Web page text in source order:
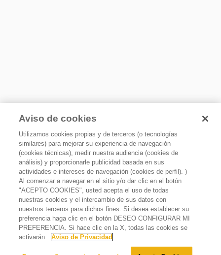
Combo Parrilla de Gas 30" + Campana de Pared 76 cm
Lo sentimos, este producto está temporalmente agotado.
Avísame cuando éste producto esté disponible:
Aviso de cookies
Utilizamos cookies propias y de terceros (o tecnologías
similares) para mejorar su experiencia de navegación
(cookies técnicas), medir nuestra audiencia (cookies de
análisis) y proporcionarle publicidad basada en sus
actividades e intereses de navegación (cookies de perfil). )
Al comenzar a navegar en el sitio y/o dar clic en el botón
"ACEPTO COOKIES", usted acepta el uso de todas
nuestras cookies y el intercambio de sus datos con
nuestros terceros para dichos fines. Si desea establecer su
preferencia haga clic en el botón DESEO CONFIGURAR MI
PREFERENCIA. Si hace clic en la X, todas las cookies se
activarán.
Aviso de Privacidad